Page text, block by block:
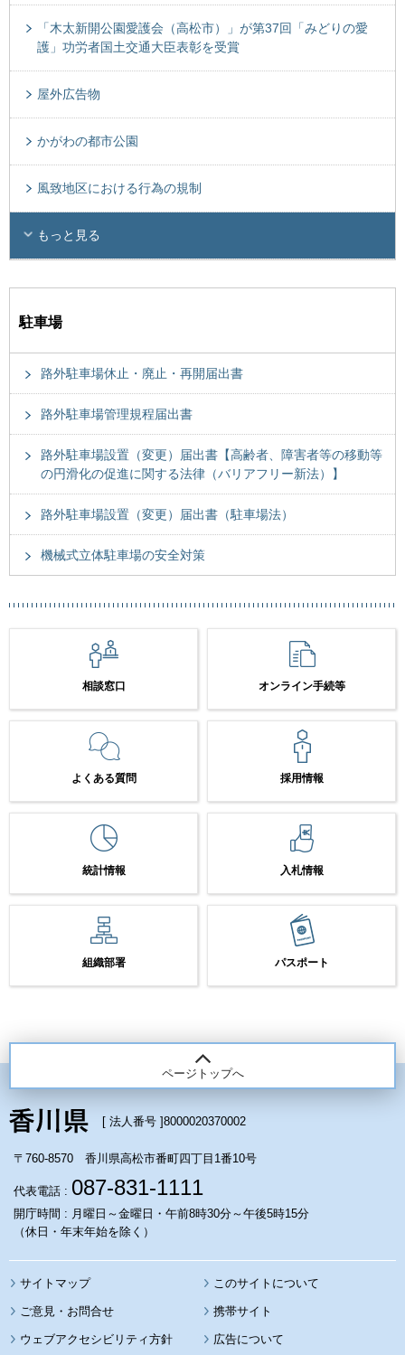
「木太新開公園愛護会（高松市）」が第37回「みどりの愛
護」功労者国土交通大臣表彰を受賞
屋外広告物
かがわの都市公園
風致地区における行為の規制
もっと見る
駐車場
路外駐車場休止・廃止・再開届出書
路外駐車場管理規程届出書
路外駐車場設置（変更）届出書【高齢者、障害者等の移動等
の円滑化の促進に関する法律（バリアフリー新法）】
路外駐車場設置（変更）届出書（駐車場法）
機械式立体駐車場の安全対策
相談窓口 オンライン手続等
よくある質問 採用情報
統計情報 入札情報
組織部署 パスポート
ページトップへ
[ 法人番号 ]8000020370002
〒760-8570 香川県高松市番町四丁目1番10号
代表電話 : 087-831-1111
開庁時間 : 月曜日～金曜日・午前8時30分～午後5時15分
（休日・年末年始を除く）
サイトマップ このサイトについて
携帯サイト
ウェブアクセシビリティ方針 広告について